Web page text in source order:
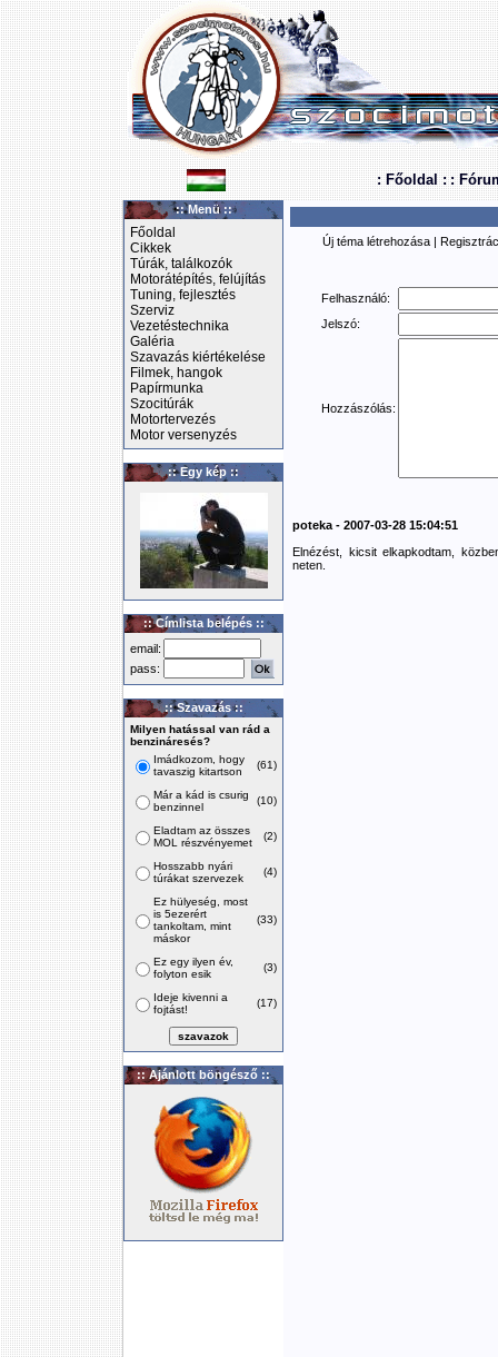
: Főoldal : :
:: Menü ::
Főoldal
Cikkek
Túrák, találkozók
Motorátépítés, felújítás
Tuning, fejlesztés
Szerviz
Vezetéstechnika
Galéria
Szavazás kiértékelése
Filmek, hangok
Papírmunka
Szocitúrák
Motortervezés
Motor versenyzés
:: Egy kép ::
:: Címlista belépés ::
email:
pass:
:: Szavazás ::
Milyen hatással van rád a
benzináresés?
Imádkozom, hogy
tavaszig kitartson
(61)
Már a kád is csurig
benzinnel
(10)
Eladtam az összes
MOL részvényemet
(2)
Hosszabb nyári
túrákat szervezek
(4)
Ez hülyeség, most
is 5ezerért
tankoltam, mint
máskor
(33)
Ez egy ilyen év,
folyton esik
(3)
Ideje kivenni a
fojtást!
(17)
:: Ajánlott böngésző ::
Új téma létrehozása |
Felhasználó:
Jelszó:
Hozzászólás:
poteka - 2007-03-28 15:04:51
Elnézést, kicsit elkapkodtam,
neten.